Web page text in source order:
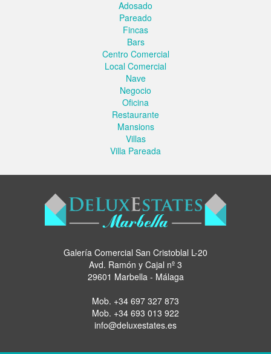
Adosado
Pareado
Fincas
Bars
Centro Comercial
Local Comercial
Nave
Negocio
Oficina
Restaurante
Mansions
Villas
Villa Pareada
Galería Comercial San Cristoblal L-20
Avd. Ramón y Cajal nº 3
29601 Marbella - Málaga
Mob. +34 697 327 873
Mob. +34 693 013 922
info@deluxestates.es